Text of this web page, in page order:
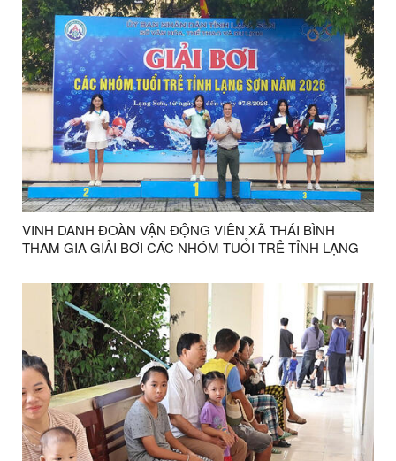
VINH DANH ĐOÀN VẬN ĐỘNG VIÊN XÃ THÁI BÌNH
THAM GIA GIẢI BƠI CÁC NHÓM TUỔI TRẺ TỈNH LẠNG